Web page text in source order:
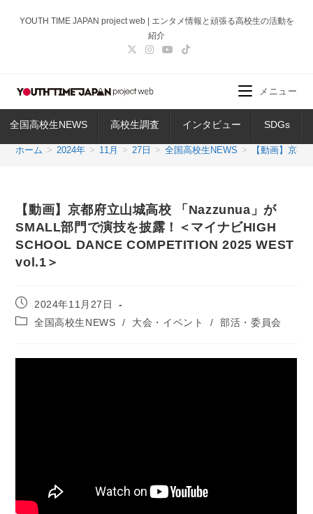
ス
ッ
YOUTH TIME JAPAN project web | エンタメ情報と頑張る高校生の活動を
紹介
全国高校生NEWS 高校生調査 インタビュー SDGs
メニュー
ホーム > 2024年 > 11月 > 27日 > 全国高校生NEWS > 【動画】京
【動画】京都府立山城高校 「Nazzunua」が
SMALL部門で演技を披露！＜マイナビHIGH
SCHOOL DANCE COMPETITION 2025 WEST
vol.1＞
投
稿
公
2024年11月27日
投
テ
全国高校生NEWS / 大会・イベント / 部活・委員会